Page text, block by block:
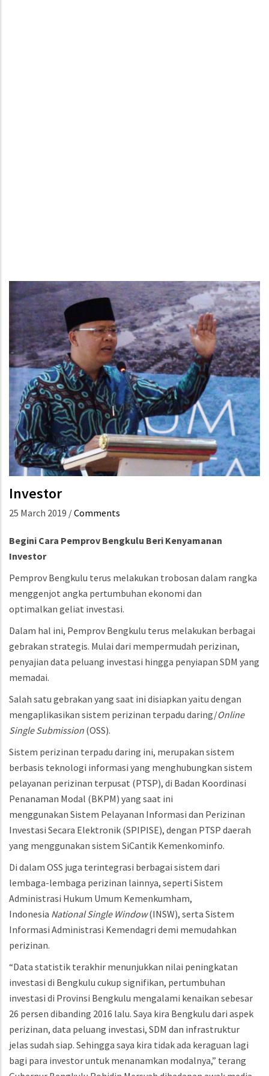
Investor
25 March 2019 /Comments
Begini Cara Pemprov Bengkulu Beri Kenyamanan
Investor
Pemprov Bengkulu terus melakukan trobosan dalam rangka
menggenjot angka pertumbuhan ekonomi dan
optimalkan geliat investasi.
Dalam hal ini, Pemprov Bengkulu terus melakukan berbagai
gebrakan strategis. Mulai dari mempermudah perizinan,
penyajian data peluang investasi hingga penyiapan SDM yang
memadai.
Salah satu gebrakan yang saat ini disiapkan yaitu dengan
mengaplikasikan sistem perizinan terpadu daring/Online
Single Submission (OSS).
Sistem perizinan terpadu daring ini, merupakan sistem
berbasis teknologi informasi yang menghubungkan sistem
pelayanan perizinan terpusat (PTSP), di Badan Koordinasi
Penanaman Modal (BKPM) yang saat ini
menggunakan Sistem Pelayanan Informasi dan Perizinan
Investasi Secara Elektronik (SPIPISE), dengan PTSP daerah
yang menggunakan sistem SiCantik Kemenkominfo.
Di dalam OSS juga terintegrasi berbagai sistem dari
lembaga-lembaga perizinan lainnya, seperti Sistem
Administrasi Hukum Umum Kemenkumham,
Indonesia National Single Window(INSW), serta Sistem
Informasi Administrasi Kemendagri demi memudahkan
perizinan.
“Data statistik terakhir menunjukkan nilai peningkatan
investasi di Bengkulu cukup signifikan, pertumbuhan
investasi di Provinsi Bengkulu mengalami kenaikan sebesar
26 persen dibanding 2016 lalu. Saya kira Bengkulu dari aspek
perizinan, data peluang investasi, SDM dan infrastruktur
jelas sudah siap. Sehingga saya kira tidak ada keraguan lagi
bagi para investor untuk menanamkan modalnya,” terang